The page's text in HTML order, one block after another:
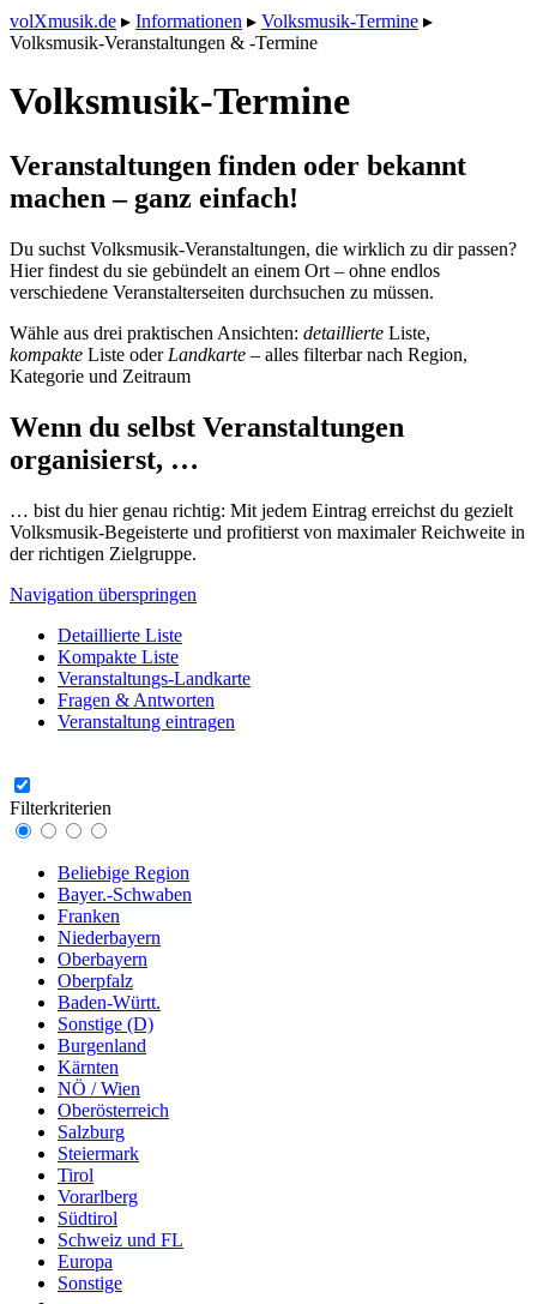
volXmusik.de ▸ Informationen ▸ Volksmusik-Termine ▸
Volksmusik-Veranstaltungen & -Termine
Volksmusik-Termine
Veranstaltungen finden oder bekannt
machen – ganz einfach!
Du suchst Volksmusik-Veranstaltungen, die wirklich zu dir passen?
Hier findest du sie gebündelt an einem Ort – ohne endlos
verschiedene Veranstalterseiten durchsuchen zu müssen.
Wähle aus drei praktischen Ansichten: detaillierte Liste,
kompakte Liste oder Landkarte – alles filterbar nach Region,
Kategorie und Zeitraum
Wenn du selbst Veranstaltungen
organisierst, …
… bist du hier genau richtig: Mit jedem Eintrag erreichst du gezielt
Volksmusik-Begeisterte und profitierst von maximaler Reichweite in
der richtigen Zielgruppe.
Navigation überspringen
Detaillierte Liste
Kompakte Liste
Veranstaltungs-Landkarte
Fragen & Antworten
Veranstaltung eintragen
Filterkriterien
Beliebige Region
Bayer.-Schwaben
Franken
Niederbayern
Oberbayern
Oberpfalz
Baden-Württ.
Sonstige (D)
Burgenland
Kärnten
NÖ / Wien
Oberösterreich
Salzburg
Steiermark
Tirol
Vorarlberg
Südtirol
Schweiz und FL
Europa
Sonstige